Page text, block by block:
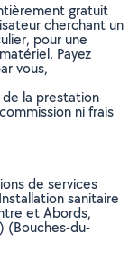
gratuit
cherchant un
pour une
Payez
vous,
de la prestation
ni frais
de services
sanitaire
et Abords,
(Bouches-du-